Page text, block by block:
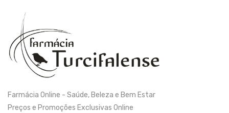
Farmácia Online - Saúde, Beleza e Bem Estar
Preços e Promoções Exclusivas Online